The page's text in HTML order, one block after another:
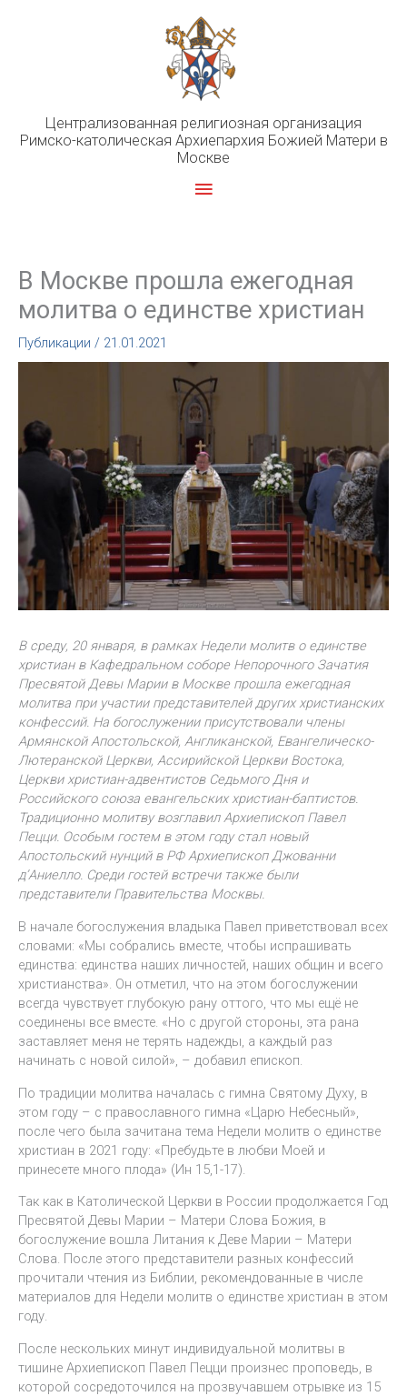
Централизованная религиозная организация
Римско-католическая Архиепархия Божией Матери в
Москве
Главное
В Москве прошла ежегодная
молитва о единстве христиан
Публикации / 21.01.2021
В среду, 20 января, в рамках Недели молитв о единстве
христиан в Кафедральном соборе Непорочного Зачатия
Пресвятой Девы Марии в Москве прошла ежегодная
молитва при участии представителей других христианских
конфессий. На богослужении присутствовали члены
Армянской Апостольской, Англиканской, Евангелическо-
Лютеранской Церкви, Ассирийской Церкви Востока,
Церкви христиан-адвентистов Седьмого Дня и
Российского союза евангельских христиан-баптистов.
Традиционно молитву возглавил Архиепископ Павел
Пецци. Особым гостем в этом году стал новый
Апостольский нунций в РФ Архиепископ Джованни
д’Аниелло. Среди гостей встречи также были
представители Правительства Москвы.
В начале богослужения владыка Павел приветствовал всех
словами: «Мы собрались вместе, чтобы испрашивать
единства: единства наших личностей, наших общин и всего
христианства». Он отметил, что на этом богослужении
всегда чувствует глубокую рану оттого, что мы ещё не
соединены все вместе. «Но с другой стороны, эта рана
заставляет меня не терять надежды, а каждый раз
начинать с новой силой», – добавил епископ.
По традиции молитва началась с гимна Святому Духу, в
этом году – с православного гимна «Царю Небесный»,
после чего была зачитана тема Недели молитв о единстве
христиан в 2021 году: «Пребудьте в любви Моей и
принесете много плода» (Ин 15,1-17).
Так как в Католической Церкви в России продолжается Год
Пресвятой Девы Марии – Матери Слова Божия, в
богослужение вошла Литания к Деве Марии – Матери
Слова. После этого представители разных конфессий
прочитали чтения из Библии, рекомендованные в числе
материалов для Недели молитв о единстве христиан в этом
году.
После нескольких минут индивидуальной молитвы в
тишине Архиепископ Павел Пецци произнес проповедь, в
которой сосредоточился на прозвучавшем отрывке из 15